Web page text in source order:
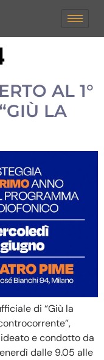
AL 1°
LA
di “Giù la
e condotto da
dalle 9.05 alle